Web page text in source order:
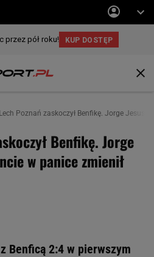
Poznań zaskoczył Benfikę. Jorge Jesus
Benfikę. Jorge
w panice zmienił
Benficą 2:4 w pierwszym